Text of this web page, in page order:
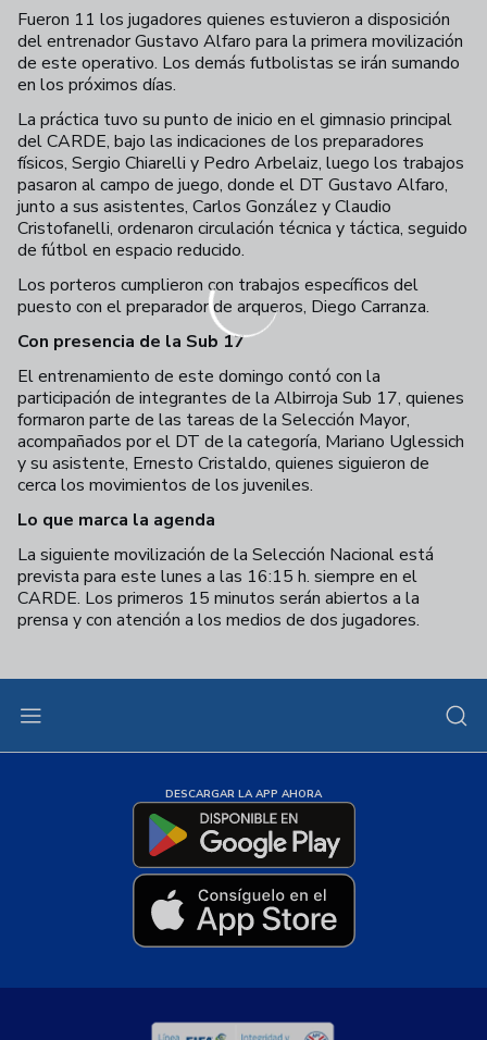
Fueron 11 los jugadores quienes estuvieron a disposición
del entrenador Gustavo Alfaro para la primera movilización
de este operativo. Los demás futbolistas se irán sumando
en los próximos días.
La práctica tuvo su punto de inicio en el gimnasio principal
del CARDE, bajo las indicaciones de los preparadores
físicos, Sergio Chiarelli y Pedro Arbelaiz, luego los trabajos
pasaron al campo de juego, donde el DT Gustavo Alfaro,
junto a sus asistentes, Carlos González y Claudio
Cristofanelli, ordenaron circulación técnica y táctica, seguido
de fútbol en espacio reducido.
Los porteros cumplieron con trabajos específicos del
puesto con el preparador de arqueros, Diego Carranza.
Con presencia de la Sub 17
El entrenamiento de este domingo contó con la
participación de integrantes de la Albirroja Sub 17, quienes
formaron parte de las tareas de la Selección Mayor,
acompañados por el DT de la categoría, Mariano Uglessich
y su asistente, Ernesto Cristaldo, quienes siguieron de
cerca los movimientos de los juveniles.
Lo que marca la agenda
La siguiente movilización de la Selección Nacional está
prevista para este lunes a las 16:15 h. siempre en el
CARDE. Los primeros 15 minutos serán abiertos a la
prensa y con atención a los medios de dos jugadores.
DESCARGAR LA APP AHORA